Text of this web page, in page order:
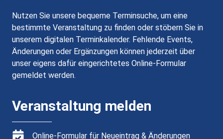
Nutzen Sie unsere bequeme Terminsuche, um eine
bestimmte Veranstaltung zu finden oder stöbern Sie in
unserem digitalen Terminkalender. Fehlende Events,
Änderungen oder Ergänzungen können jederzeit über
unser eigens dafür eingerichtetes Online-Formular
gemeldet werden.
Veranstaltung melden
Online-Formular für Neueintrag & Änderungen